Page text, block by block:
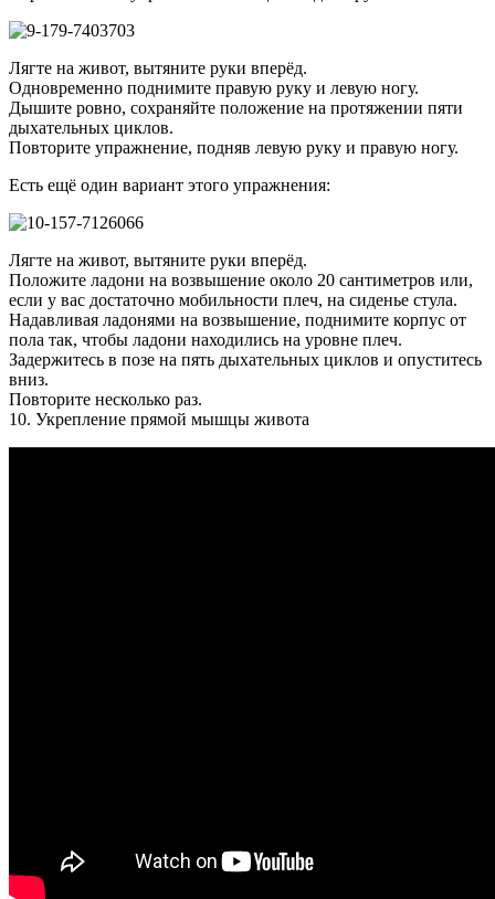
Лягте на живот, вытяните руки вперёд.
Одновременно поднимите правую руку и левую ногу.
Дышите ровно, сохраняйте положение на протяжении пяти
дыхательных циклов.
Повторите упражнение, подняв левую руку и правую ногу.
Есть ещё один вариант этого упражнения:
Лягте на живот, вытяните руки вперёд.
Положите ладони на возвышение около 20 сантиметров или,
если у вас достаточно мобильности плеч, на сиденье стула.
Надавливая ладонями на возвышение, поднимите корпус от
пола так, чтобы ладони находились на уровне плеч.
Задержитесь в позе на пять дыхательных циклов и опуститесь
вниз.
Повторите несколько раз.
10. Укрепление прямой мышцы живота